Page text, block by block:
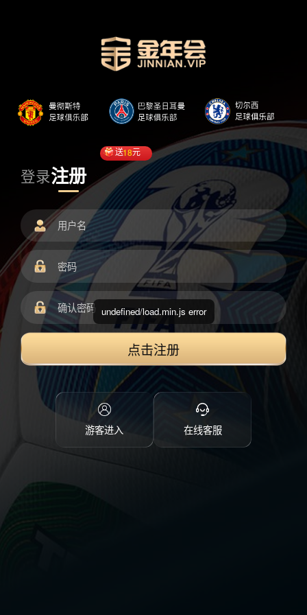
登录注册
送18元
点击注册
游客进入 在线客服
undefined/load.min.js error